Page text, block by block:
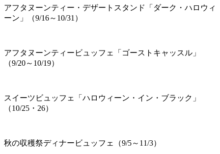
アフタヌーンティー・デザートスタンド「ダーク・ハロウィ
ーン」（9/16～10/31）
アフタヌーンティービュッフェ「ゴーストキャッスル」
（9/20～10/19）
スイーツビュッフェ「ハロウィーン・イン・ブラック」
（10/25・26）
秋の収穫祭ディナービュッフェ（9/5～11/3）